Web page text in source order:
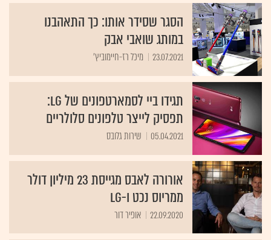
הסגר שסידר אותו: כך התאהבנו
במותג שואבי אבק
23.07.2021 מיכל רז-חיימוביץ'
תגידו ביי לסמארטפונים של LG:
תפסיק לייצר טלפונים סלולריים
05.04.2021 שירות גלובס
אורורה לאבס מגייסת 23 מיליון דולר
ממריוס נכט ו-LG
22.09.2020 אופיר דור